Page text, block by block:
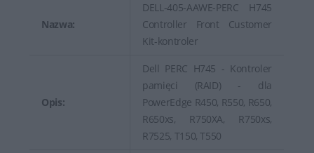
Nazwa:
DELL-405-AAWE-PERC H745
Controller Front Customer
Kit-kontroler
Opis:
Dell PERC H745 - Kontroler
pamięci (RAID) - dla
PowerEdge R450, R550, R650,
R650xs, R750XA, R750xs,
R7525, T150, T550